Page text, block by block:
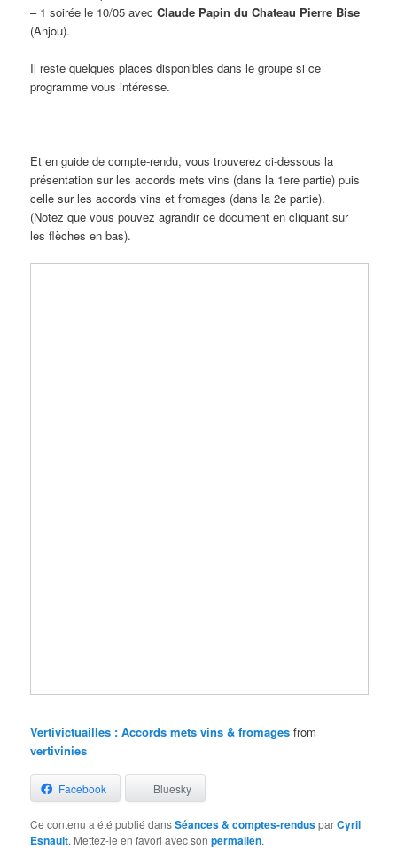
– 1 soirée le 10/05 avecClaude Papin du Chateau Pierre Bise
(Anjou).
Il reste quelques places disponibles dans le groupe si ce
programme vous intéresse.
Et en guide de compte-rendu, vous trouverez ci-dessous la
présentation sur les accords mets vins (dans la 1ere partie) puis
celle sur les accords vins et fromages (dans la 2e partie).
(Notez que vous pouvez agrandir ce document en cliquant sur
les flèches en bas).
Vertivictuailles : Accords mets vins & fromages from
vertivinies
Facebook Bluesky
Ce contenu a été publié dansSéances & comptes-rendusparCyril
Esnault. Mettez-le en favori avec sonpermalien.